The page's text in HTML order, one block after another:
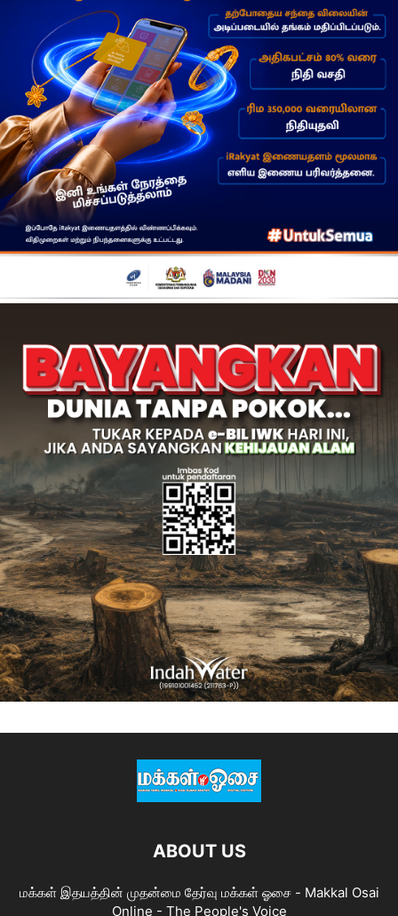
ABOUT US
மக்கள் இதயத்தின் முதன்மை தேர்வு மக்கள் ஓசை - Makkal Osai
Online - The People's Voice